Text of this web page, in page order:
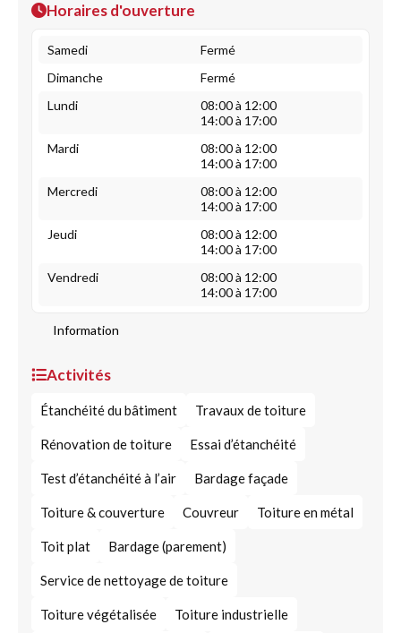
Horaires d'ouverture
Samedi
Fermé
Dimanche
Fermé
Lundi
08:00 à 12:00
14:00 à 17:00
Mardi
08:00 à 12:00
14:00 à 17:00
Mercredi
08:00 à 12:00
14:00 à 17:00
Jeudi
08:00 à 12:00
14:00 à 17:00
Vendredi
08:00 à 12:00
14:00 à 17:00
Information
Activités
Étanchéité du bâtiment Travaux de toiture
Rénovation de toiture Essai d’étanchéité
Test d’étanchéité à l’air Bardage façade
Toiture & couverture Couvreur Toiture en métal
Toit plat Bardage (parement)
Service de nettoyage de toiture
Toiture végétalisée Toiture industrielle